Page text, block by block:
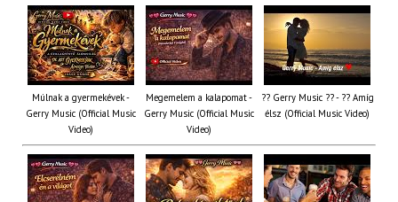
Múlnak a gyermekévek -
Gerry Music (Official Music
Video)
Megemelem a kalapomat -
Gerry Music (Official Music
Video)
?? Gerry Music ?? - ?? Amíg
élsz (Official Music Video)